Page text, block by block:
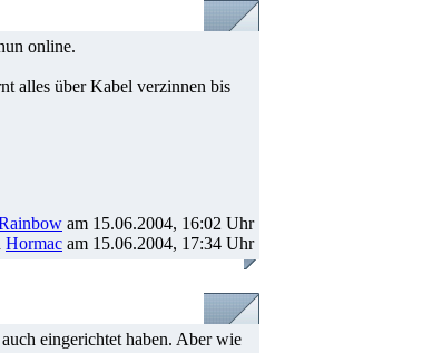
online.
alles über Kabel verzinnen bis
am 15.06.2004, 16:02 Uhr
Hormac am 15.06.2004, 17:34 Uhr
eingerichtet haben. Aber wie